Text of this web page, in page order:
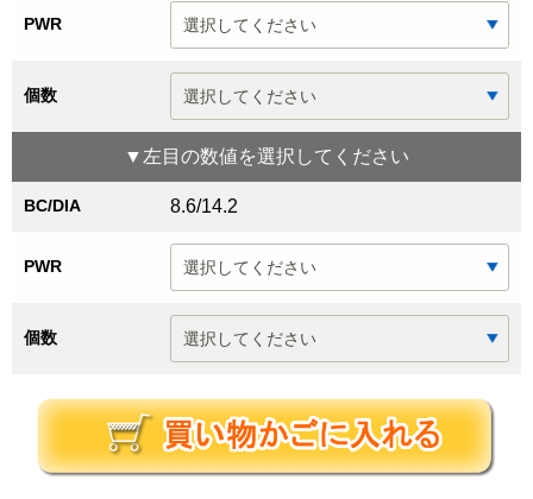
PWR
個数
▼左目 の数値を選択してください
BC/DIA 8.6/14.2
PWR
個数